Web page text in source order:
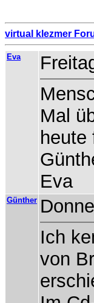
virtual klezmer
Eva
Mal
Eva
Günther
Ich
von